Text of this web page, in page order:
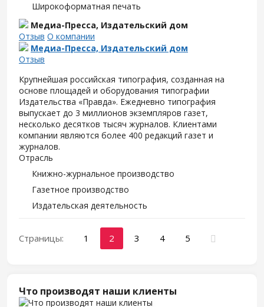
Широкоформатная печать
Медиа-Пресса, Издательский дом
Отзыв О компании
Медиа-Пресса, Издательский дом
Отзыв
Крупнейшая российская типография, созданная на
основе площадей и оборудования типографии
Издательства «Правда». Ежедневно типография
выпускает до 3 миллионов экземпляров газет,
несколько десятков тысяч журналов. Клиентами
компании являются более 400 редакций газет и
журналов.
Отрасль
Книжно-журнальное производство
Газетное производство
Издательская деятельность
Страницы: 1 2 3 4 5
Что производят наши клиенты